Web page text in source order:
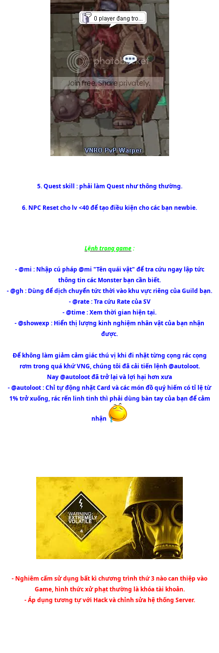
5. Quest skill : phải làm Quest như thông thường.
6. NPC Reset cho lv <40 để tạo điều kiện cho các bạn newbie.
Lệnh trong game:
- @mi : Nhập cú pháp @mi "Tên quái vật" để tra cứu ngay lập tức
thông tin các Monster bạn cần biết.
- @gh : Dùng để dịch chuyển tức thời vào khu vực riêng của Guild bạn.
- @rate : Tra cứu Rate của SV
- @time : Xem thời gian hiện tại.
- @showexp : Hiển thị lượng kinh nghiệm nhân vật của bạn nhận
được.
Để không làm giảm cảm giác thú vị khi đi nhặt từng cọng rác cọng
rơm trong quá khứ VNG, chúng tôi đã cải tiến lệnh @autoloot.
Nay @autoloot đã trở lại và lợi hại hơn xưa
- @autoloot : Chỉ tự động nhặt Card và các món đồ quý hiếm có tỉ lệ từ
1% trở xuống, rác rến linh tinh thì phải dùng bàn tay của bạn để cảm
nhận
- Nghiêm cấm sử dụng bất kì chương trình thứ 3 nào can thiệp vào
Game, hình thức xử phạt thường là khóa tài khoản.
- Áp dụng tương tự với Hack và chỉnh sửa hệ thống Server.